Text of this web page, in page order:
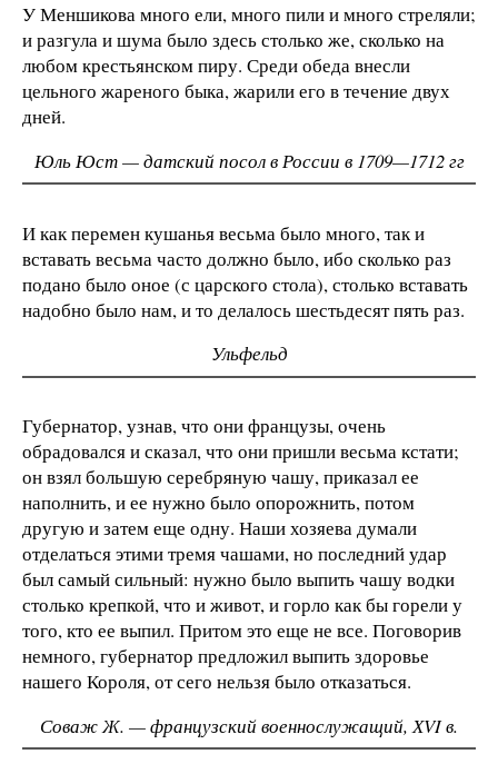
У Меншикова много ели, много пили и много стреляли;
и разгула и шума было здесь столько же, сколько на
любом крестьянском пиру. Среди обеда внесли
цельного жареного быка, жарили его в течение двух
дней.
Юль Юст — датский посол в России в 1709—1712 гг
И как перемен кушанья весьма было много, так и
вставать весьма часто должно было, ибо сколько раз
подано было оное (с царского стола), столько вставать
надобно было нам, и то делалось шестьдесят пять раз.
Ульфельд
Губернатор, узнав, что они французы, очень
обрадовался и сказал, что они пришли весьма кстати;
он взял большую серебряную чашу, приказал ее
наполнить, и ее нужно было опорожнить, потом
другую и затем еще одну. Наши хозяева думали
отделаться этими тремя чашами, но последний удар
был самый сильный: нужно было выпить чашу водки
столько крепкой, что и живот, и горло как бы горели у
того, кто ее выпил. Притом это еще не все. Поговорив
немного, губернатор предложил выпить здоровье
нашего Короля, от сего нельзя было отказаться.
Соваж Ж. — французский военнослужащий, ХVI в.